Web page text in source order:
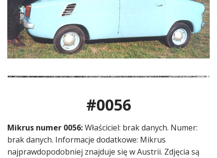
#0056
Mikrus numer 0056:Właściciel: brak danych. Numer:
brak danych. Informacje dodatkowe: Mikrus
najprawdopodobniej znajduje się w Austrii. Zdjęcia są